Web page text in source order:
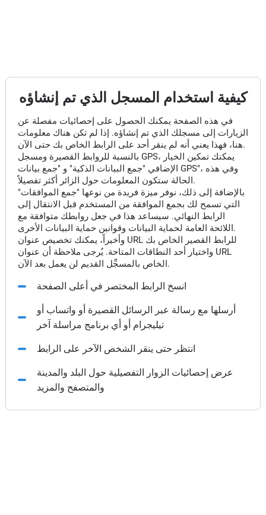
كيفية استخدام المسجل الذي تم إنشاؤه
في هذه الصفحة يمكنك الحصول على إحصائيات مفصلة عن
الزيارات إلى مسجلك الذي تم إنشاؤه. إذا لم تكن هناك معلومات
هنا، فهذا يعني أنه لم ينقر أحد على الرابط الخاص بك حتى الآن.
بالنسبة للروابط القصيرة ومسجل GPS، يمكنك تمكين الخيار
الإضافي "جمع البيانات الذكية" و "جمع بيانات GPS"، وفي هذه
الحالة ستكون المعلومات حول الزائر أكثر تفصيلاً.
بالإضافة إلى ذلك، نوفر ميزة فريدة من نوعها "جمع الموافقات"
التي تسمح لك بجمع الموافقة من المستخدم قبل الانتقال إلى
الرابط النهائي. سيساعد هذا في جعل روابطك متوافقة مع
اللائحة العامة لحماية البيانات وقوانين حماية البيانات الأخرى.
وأخيراً، يمكنك تخصيص عنوان URL للرابط القصير الخاص بك
واختيار أحد النطاقات المتاحة. يُرجى ملاحظة أن عنوان URL
الخاص بالمسجِّل القديم لن يعمل بعد الآن.
انسخ الرابط المختصر في أعلى الصفحة
أرسلها مع رسالة عبر الرسائل القصيرة أو واتساب أو
تيليجرام أو أي برنامج مراسلة آخر
انتظر حتى ينقر الشخص الآخر على الرابط
عرض إحصائيات الزوار التفصيلية حول البلد والمدينة
والمتصفح والمزيد